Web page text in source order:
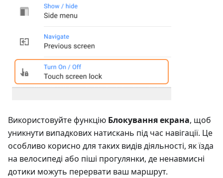
Використовуйте функцію Блокування екрана, щоб
уникнути випадкових натискань під час навігації. Це
особливо корисно для таких видів діяльності, як їзда
на велосипеді або піші прогулянки, де ненавмисні
дотики можуть перервати ваш маршрут.